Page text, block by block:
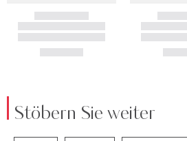
Stöbern Sie weiter